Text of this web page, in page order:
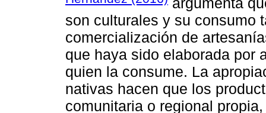
son culturales y su consumo
comercialización de
que haya sido elaborada por
quien la consume. La
nativas hacen que los
comunitaria o regional